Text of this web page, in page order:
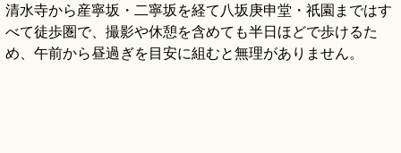
清水寺から産寧坂・二寧坂を経て八坂庚申堂・祇園まではす
べて徒歩圏で、撮影や休憩を含めても半日ほどで歩けるた
め、午前から昼過ぎを目安に組むと無理がありません。